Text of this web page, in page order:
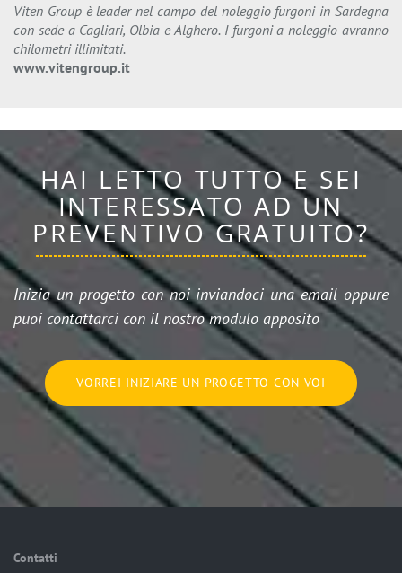
Viten Group è leader nel campo del noleggio furgoni in Sardegna
con sede a Cagliari, Olbia e Alghero. I furgoni a noleggio avranno
chilometri illimitati.
www.vitengroup.it
HAI LETTO TUTTO E SEI
INTERESSATO AD UN
PREVENTIVO GRATUITO?
Inizia un progetto con noi inviandoci una email oppure
puoi contattarci con il nostro modulo apposito
VORREI INIZIARE UN PROGETTO CON VOI
Contatti